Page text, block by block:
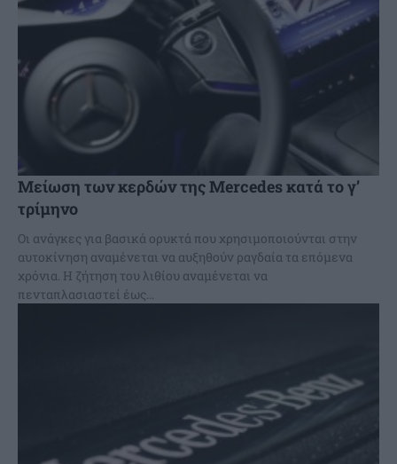
Μείωση των κερδών της Mercedes κατά το γ’
τρίμηνο
Οι ανάγκες για βασικά ορυκτά που χρησιμοποιούνται στην
αυτοκίνηση αναμένεται να αυξηθούν ραγδαία τα επόμενα
χρόνια. Η ζήτηση του λιθίου αναμένεται να
πενταπλασιαστεί έως...